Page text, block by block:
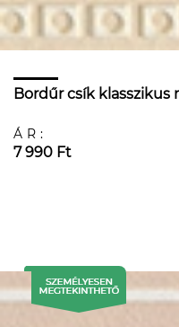
Bordűr csík
ÁR:
7 990 Ft